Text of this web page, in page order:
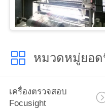
หมวดหมู่ยอ
เครื่องตรวจสอบ
Focusight